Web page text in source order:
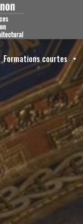
Formations courtes